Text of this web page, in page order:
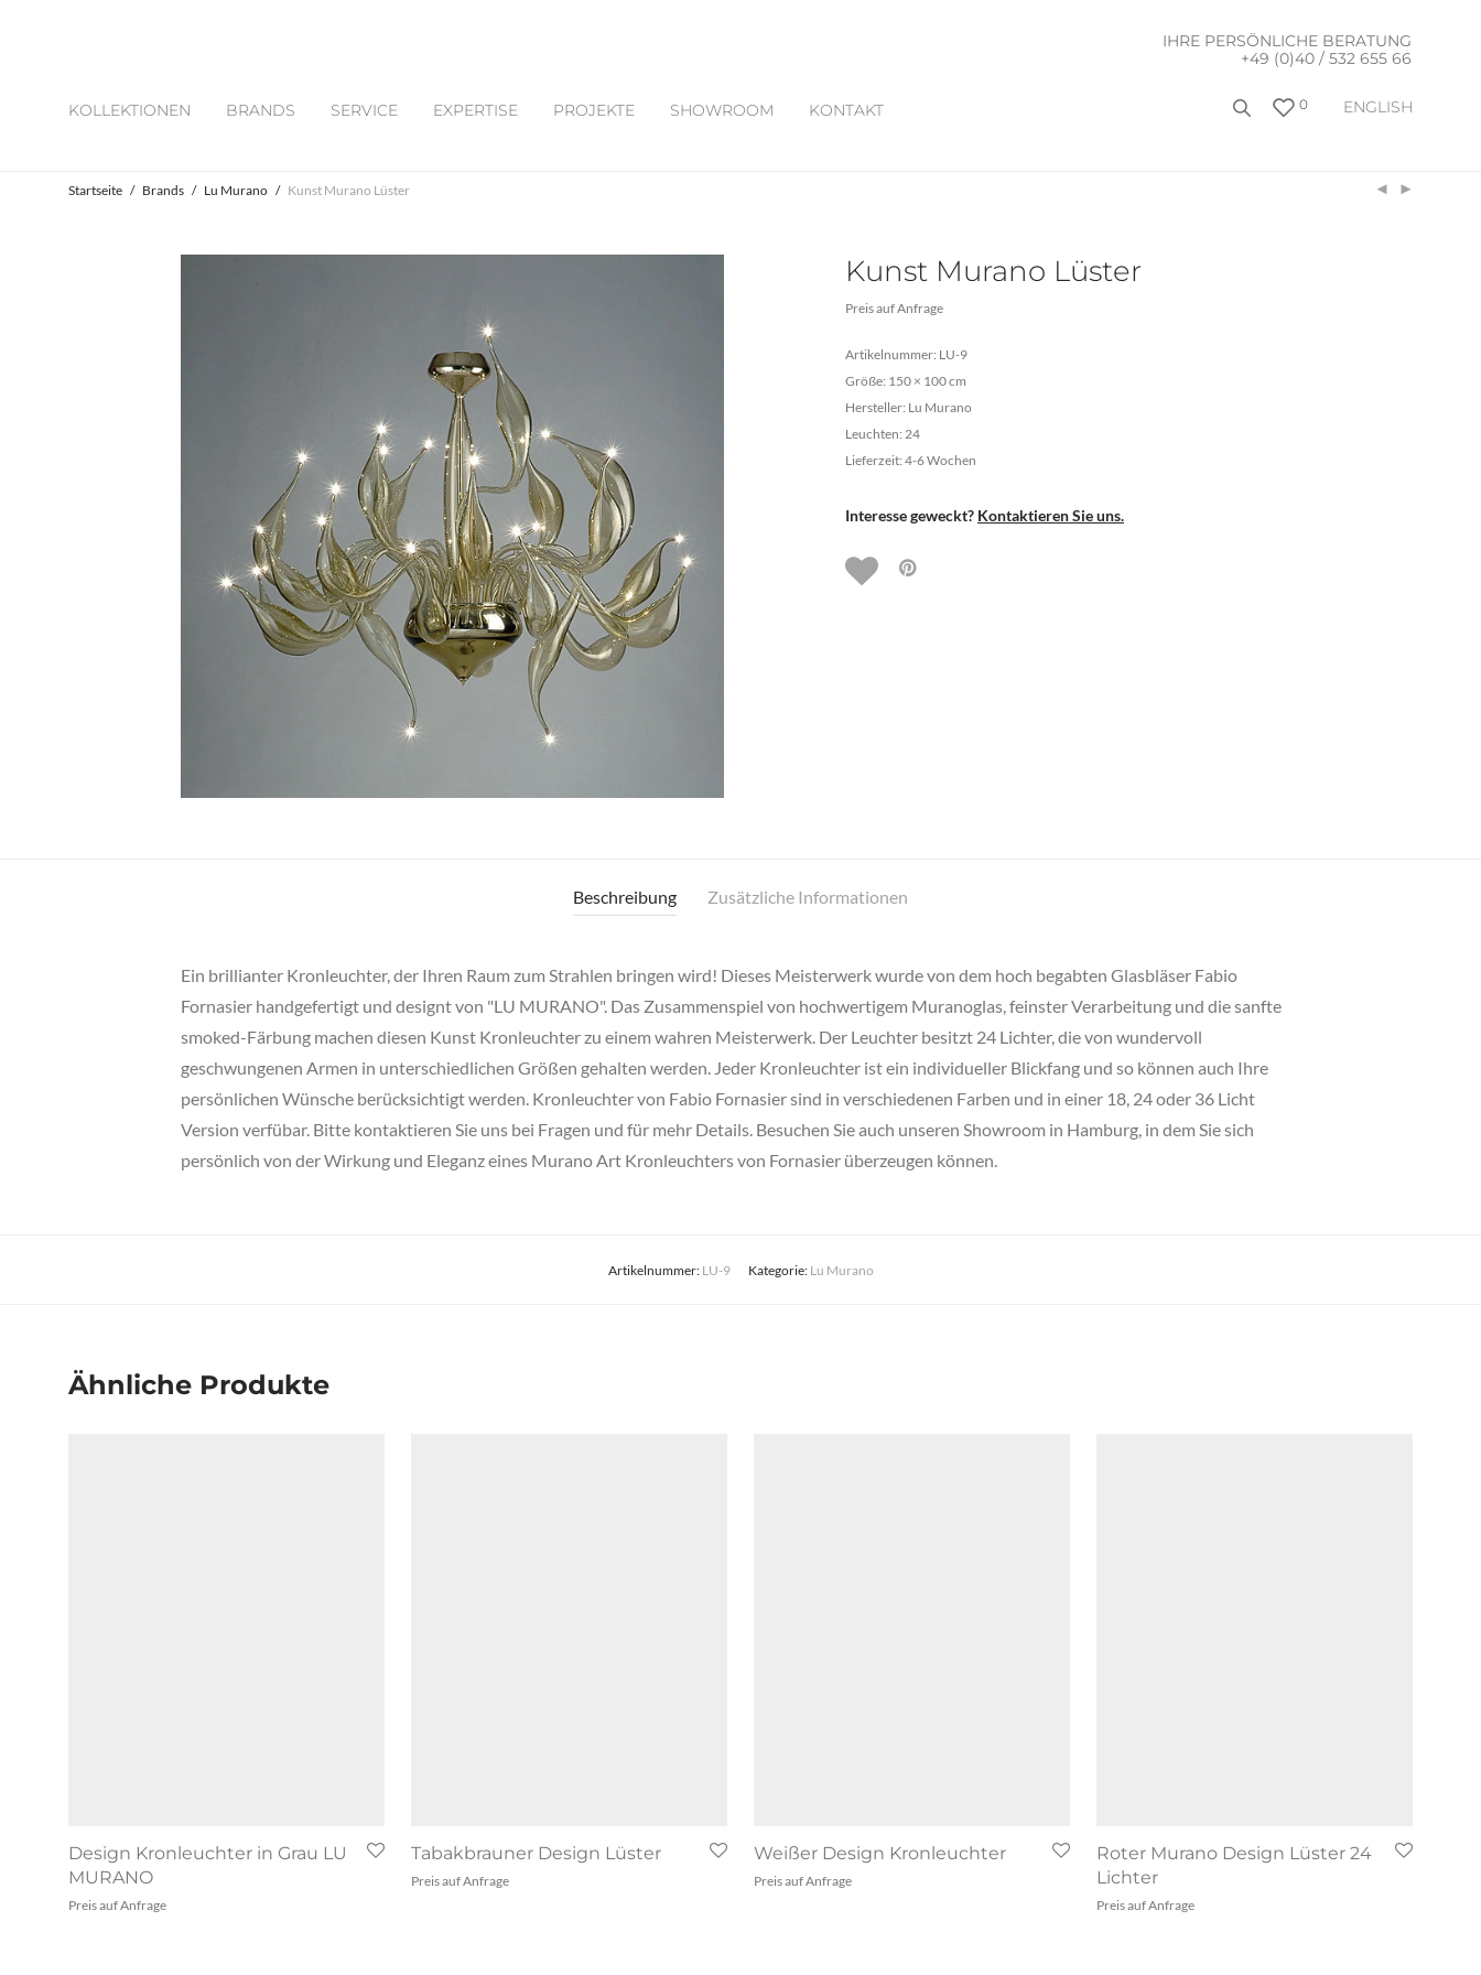
IHRE PERSÖNLICHE BERATUNG
+49 (0)40 / 532 655 66
KOLLEKTIONEN BRANDS SERVICE EXPERTISE PROJEKTE SHOWROOM KONTAKT ENGLISH
0
Startseite / Brands / Lu Murano / Kunst Murano Lüster
Kunst Murano Lüster
Preis auf Anfrage
Artikelnummer: LU-9
Größe: 150 × 100 cm
Hersteller: Lu Murano
Leuchten: 24
Lieferzeit: 4-6 Wochen
Interesse geweckt? Kontaktieren Sie uns.
Beschreibung Zusätzliche Informationen
Ein brillianter Kronleuchter, der Ihren Raum zum Strahlen bringen wird! Dieses Meisterwerk wurde von dem hoch begabten Glasbläser Fabio
Fornasier handgefertigt und designt von "LU MURANO". Das Zusammenspiel von hochwertigem Muranoglas, feinster Verarbeitung und die sanfte
smoked-Färbung machen diesen Kunst Kronleuchter zu einem wahren Meisterwerk. Der Leuchter besitzt 24 Lichter, die von wundervoll
geschwungenen Armen in unterschiedlichen Größen gehalten werden. Jeder Kronleuchter ist ein individueller Blickfang und so können auch Ihre
persönlichen Wünsche berücksichtigt werden. Kronleuchter von Fabio Fornasier sind in verschiedenen Farben und in einer 18, 24 oder 36 Licht
Version verfübar. Bitte kontaktieren Sie uns bei Fragen und für mehr Details. Besuchen Sie auch unseren Showroom in Hamburg, in dem Sie sich
persönlich von der Wirkung und Eleganz eines Murano Art Kronleuchters von Fornasier überzeugen können.
Artikelnummer: LU-9 Kategorie: Lu Murano
Ähnliche Produkte
Design Kronleuchter in Grau LU
MURANO
Preis auf Anfrage
Tabakbrauner Design Lüster
Preis auf Anfrage
Weißer Design Kronleuchter
Preis auf Anfrage
Roter Murano Design Lüster 24
Lichter
Preis auf Anfrage